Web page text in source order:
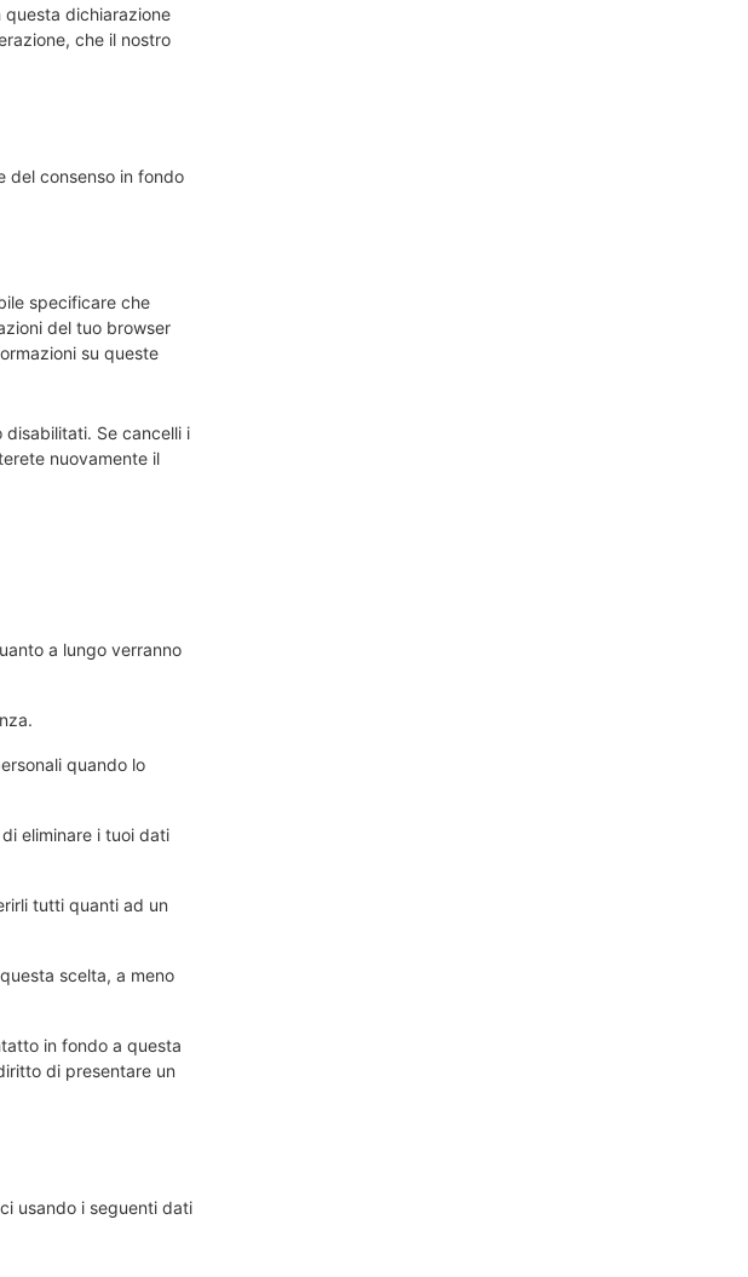
questa dichiarazione
che il nostro
del consenso in fondo
specificare che
del tuo browser
su queste
Se cancelli i
nuovamente il
a lungo verranno
quando lo
eliminare i tuoi dati
tutti quanti ad un
scelta, a meno
in fondo a questa
di presentare un
usando i seguenti dati